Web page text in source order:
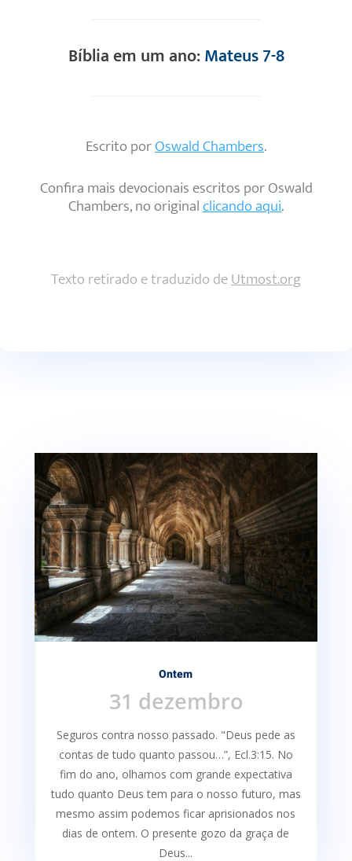
Bíblia em um ano:Mateus 7-8
Escrito porOswald Chambers.
Confira mais devocionais escritos por Oswald
Chambers, no originalclicando aqui.
Texto retirado e traduzido deUtmost.org
Ontem
31 dezembro
Seguros contra nosso passado. "Deus pede as
contas de tudo quanto passou…”, Ecl.3:15. No
fim do ano, olhamos com grande expectativa
tudo quanto Deus tem para o nosso futuro, mas
mesmo assim podemos ficar aprisionados nos
dias de ontem. O presente gozo da graça de
Deus...